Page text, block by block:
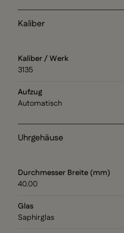
Kaliber
Kaliber / Werk
3135
Aufzug
Automatisch
Uhrgehäuse
Durchmesser Breite (mm)
40.00
Glas
Saphirglas